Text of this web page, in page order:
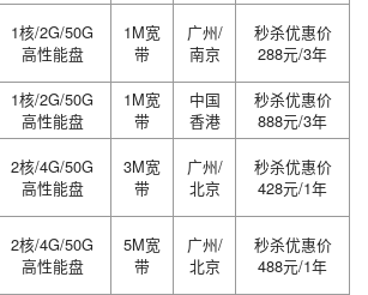
1核/2G/50G
高性能盘
1M宽
带
广州/
南京
秒杀优惠价
288元/3年
1核/2G/50G
高性能盘
1M宽
带
中国
香港
秒杀优惠价
888元/3年
2核/4G/50G
高性能盘
3M宽
带
广州/
北京
秒杀优惠价
428元/1年
2核/4G/50G
高性能盘
5M宽
带
广州/
北京
秒杀优惠价
488元/1年